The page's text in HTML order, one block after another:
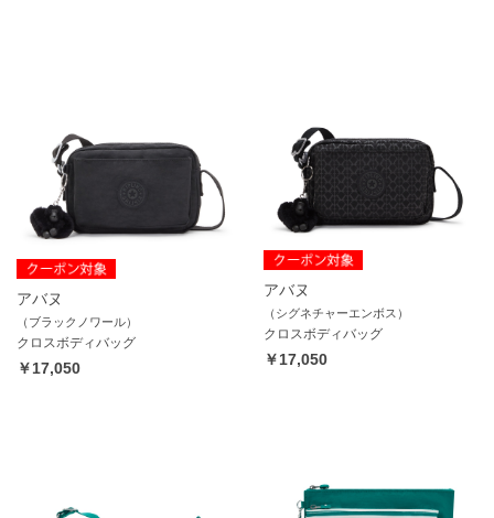
アバヌ
（ブラックノワール）
クロスボディバッグ
￥17,050
アバヌ
（シグネチャーエンボス）
クロスボディバッグ
￥17,050